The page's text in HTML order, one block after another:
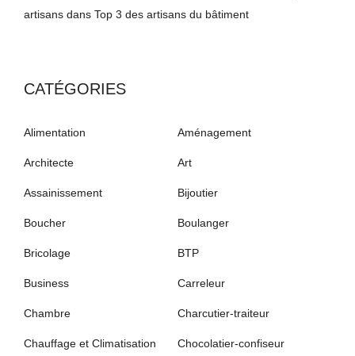
artisans dans Top 3 des artisans du bâtiment
CATÉGORIES
Alimentation Aménagement
Architecte Art
Assainissement Bijoutier
Boucher Boulanger
Bricolage BTP
Business Carreleur
Chambre Charcutier-traiteur
Chauffage et Climatisation Chocolatier-confiseur